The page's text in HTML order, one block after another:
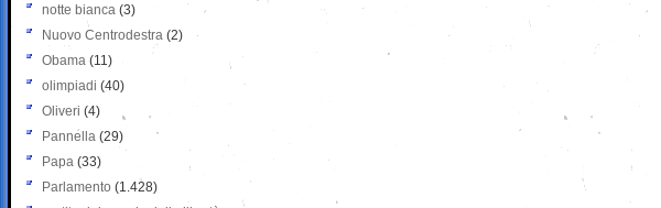
notte bianca (3)
Nuovo Centrodestra (2)
Obama (11)
olimpiadi (40)
Oliveri (4)
Pannella (29)
Papa (33)
Parlamento (1.428)